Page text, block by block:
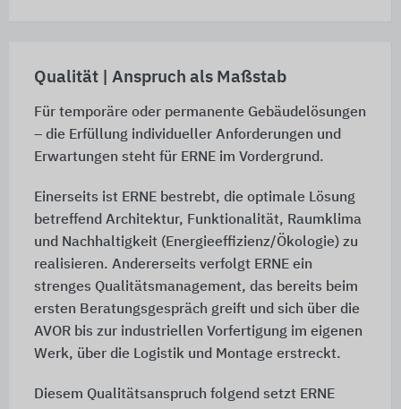
Qualität | Anspruch als Maßstab
Für temporäre oder permanente Gebäudelösungen
– die Erfüllung individueller Anforderungen und
Erwartungen steht für ERNE im Vordergrund.
Einerseits ist ERNE bestrebt, die optimale Lösung
betreffend Architektur, Funktionalität, Raumklima
und Nachhaltigkeit (Energieeffizienz/Ökologie) zu
realisieren. Andererseits verfolgt ERNE ein
strenges Qualitätsmanagement, das bereits beim
ersten Beratungsgespräch greift und sich über die
AVOR bis zur industriellen Vorfertigung im eigenen
Werk, über die Logistik und Montage erstreckt.
Diesem Qualitätsanspruch folgend setzt ERNE